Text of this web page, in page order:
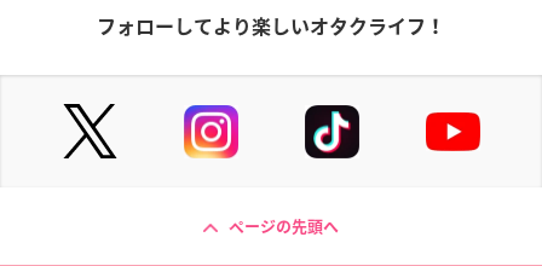
フォローしてより楽しいオタクライフ！
ページの先頭へ